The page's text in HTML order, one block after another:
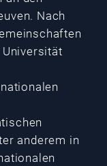
Nach
anderem in